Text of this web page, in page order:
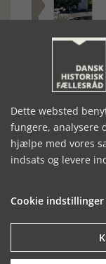
EN VERDEN AF
Mosefolket
Den største
Silkeborg
Dette websted
fungere, analysere
hjælpe med vores
indsats og levere
Cookie indstillinger